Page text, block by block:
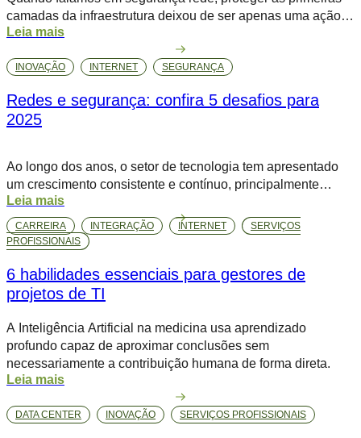
camadas da infraestrutura deixou de ser apenas uma ação
preventiva, é uma exigência para a continuidade dos
negócios. A crescente complexidade das ameaças e o
volume de ataques cibernéticos revelam um alerta claro para
custo médio […]
Leia mais
INOVAÇÃO INTERNET SEGURANÇA
Redes e segurança: confira 5 desafios para
2025
Ao longo dos anos, o setor de tecnologia tem apresentado
um crescimento consistente e contínuo, principalmente
quando se trata de redes e segurança, dois principais pilares
da infraestrutura. Estudos apontam que, até 2028, 91% dos
líderes da área pretendem expandir seus investimentos em
superando a […]
Leia mais
CARREIRA INTEGRAÇÃO INTERNET
SERVIÇOS
PROFISSIONAIS
6 habilidades essenciais para gestores de
projetos de TI
A Inteligência Artificial na medicina usa aprendizado
profundo capaz de aproximar conclusões sem
necessariamente a contribuição humana de forma direta.
Leia mais
DATA CENTER INOVAÇÃO SERVIÇOS PROFISSIONAIS